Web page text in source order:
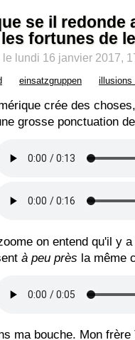
se il redonde
fortunes de
le lundi 16 janvier 2017,
einsatzgruppen illusions
crée des
grosse ponctuation
on entend qu'il y
à peu près la même
ma bouche. Mon